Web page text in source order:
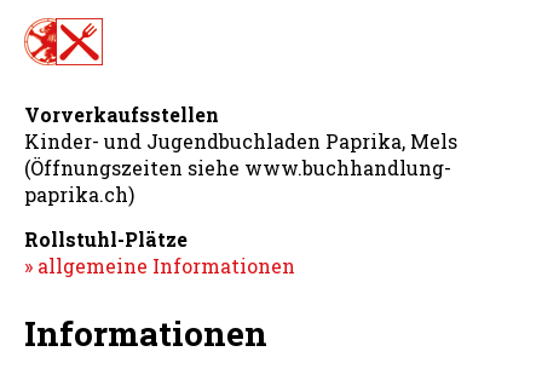
Vorverkaufsstellen
Kinder- und Jugendbuchladen Paprika, Mels
(Öffnungszeiten siehe www.buchhandlung-
paprika.ch)
Rollstuhl-Plätze
» allgemeine Informationen
Informationen